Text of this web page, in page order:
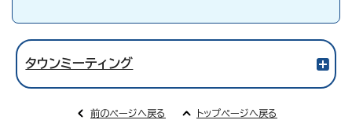
タウンミーティング
前のページへ戻る トップページへ戻る